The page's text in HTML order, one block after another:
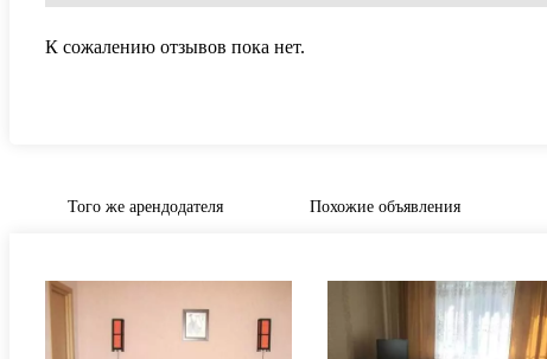
К сожалению отзывов пока нет.
Того же арендодателя Похожие объявления